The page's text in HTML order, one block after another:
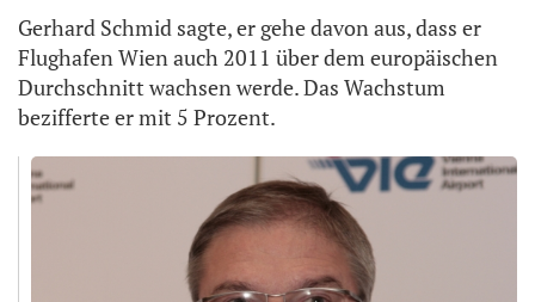
Gerhard Schmid sagte, er gehe davon aus, dass er
Flughafen Wien auch 2011 über dem europäischen
Durchschnitt wachsen werde. Das Wachstum
bezifferte er mit 5 Prozent.